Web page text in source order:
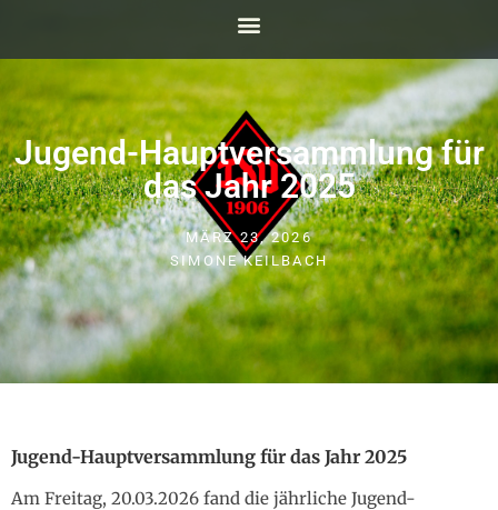
Jugend-Hauptversammlung für
das Jahr 2025
MÄRZ 23, 2026
SIMONE KEILBACH
Jugend-Hauptversammlung für das Jahr 2025
Am Freitag, 20.03.2026 fand die jährliche Jugend-